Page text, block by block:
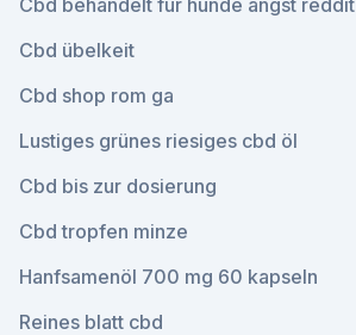
Cbd behandelt für hunde angst reddit
Cbd übelkeit
Cbd shop rom ga
Lustiges grünes riesiges cbd öl
Cbd bis zur dosierung
Cbd tropfen minze
Hanfsamenöl 700 mg 60 kapseln
Reines blatt cbd